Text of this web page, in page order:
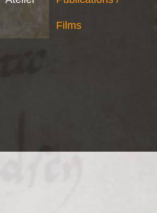
Films